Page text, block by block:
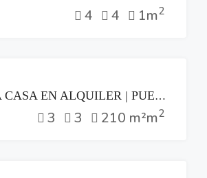
4 4 1m2
EXCLUSIVA CASA EN ALQUILER | PUERTA DEL BÁLSAMO II, NUEVO CUSCATLÁN
3 3 210 m²m2